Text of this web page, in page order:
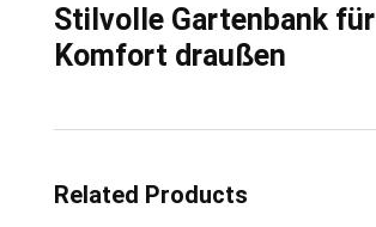
Stilvolle Gartenbank für
Komfort draußen
Related Products